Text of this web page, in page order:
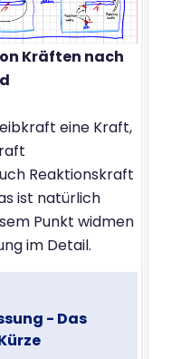
Kräften nach
eine Kraft,
Reaktionskraft
ist natürlich
Punkt widmen
im Detail.
- Das